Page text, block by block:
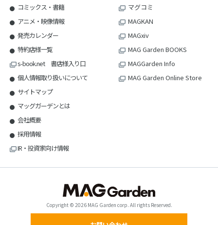
コミックス・書籍
アニメ・映像情報
発売カレンダー
特約店様一覧
s-book.net 書店様入り口
個人情報取り扱いについて
サイトマップ
マッグガーデンとは
会社概要
採用情報
IR・投資家向け情報
マグコミ
MAGKAN
MAGxiv
MAG Garden BOOKS
MAGGarden Info
MAG Garden Online Store
Copyright © 2026 MAG Garden corp. All rights Reserved.